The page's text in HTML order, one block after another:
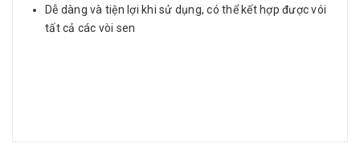
Dễ dàng và tiện lợi khi sử dụng, có thể kết hợp được vói
tất cả các vòi sen